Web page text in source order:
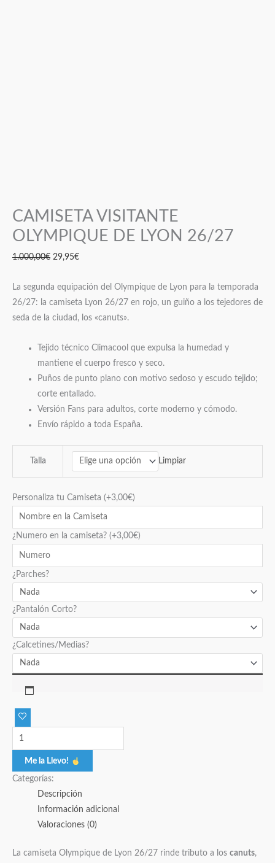
CAMISETA VISITANTE
OLYMPIQUE DE LYON 26/27
1.000,00€ 29,95€
La segunda equipación del Olympique de Lyon para la temporada
26/27: la camiseta Lyon 26/27 en rojo, un guiño a los tejedores de
seda de la ciudad, los «canuts».
Tejido técnico Climacool que expulsa la humedad y
mantiene el cuerpo fresco y seco.
Puños de punto plano con motivo sedoso y escudo tejido;
corte entallado.
Versión Fans para adultos, corte moderno y cómodo.
Envío rápido a toda España.
Talla Limpiar
Personaliza tu Camiseta (+3,00€)
¿Numero en la camiseta? (+3,00€)
¿Parches?
¿Pantalón Corto?
¿Calcetines/Medias?
Me la Llevo!
Categorías:
Descripción
Información adicional
Valoraciones (0)
La camiseta Olympique de Lyon 26/27 rinde tributo a los canuts,